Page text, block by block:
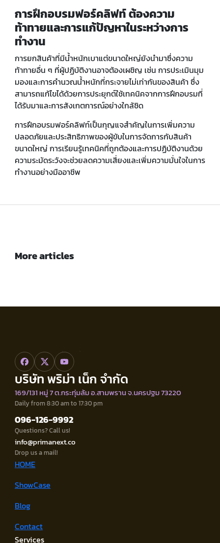
การฝึกอบรมฟอร์คลิฟท์ ต้องความ
ท้าทายและการแก้ปัญหาในระหว่างการ
ทำงาน
การยกสินค้าที่มีน้ำหนักเบาแต่ขนาดใหญ่ยังนำมาซึ่งความ
ท้าทายอื่น ๆ ที่ผู้ปฏิบัติงานอาจต้องเผชิญ เช่น การประเมินมุม
มองและการคำนวณน้ำหนักที่กระจายไม่เท่ากันของสินค้า ซึ่ง
สามารถแก้ไขได้ด้วยการประยุกต์ใช้เทคนิคจากการฝึกอบรมที่
ได้รับมาและการสังเกตการณ์อย่างใกล้ชิด
การฝึกอบรมฟอร์คลิฟท์เป็นกุญแจสำคัญในการเพิ่มความ
ปลอดภัยและประสิทธิภาพของผู้ขับในการจัดการกับสินค้า
ขนาดใหญ่ การเรียนรู้เทคนิคที่ถูกต้องและการปฏิบัติงานด้วย
ความระมัดระวังจะช่วยลดความเสี่ยงและเพิ่มความมั่นใจในการ
ทำงานอย่างมืออาชีพ
More articles
บริษัท พริม่า เน็ก จำกัด
169/131 หมู่ 7 ต.กระทุ่มล้ม อ.สามพราน จ.นครปฐม 73220
Daily from 8:30 am to 17:30 pm
096-126-9992
Questions? Call us!
info@primanext.co
Drop us a mail!
HOME
ShowCase
Blog
Contact
Services